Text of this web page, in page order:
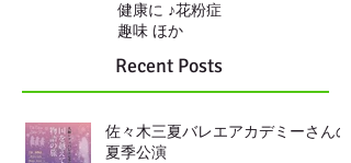
健康に ♪花粉症
趣味 ほか
Recent Posts
佐々木三夏バレエアカデミーさんの
夏季公演